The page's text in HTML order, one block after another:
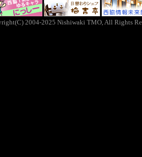
2004-2025 Nishiwaki TMO, All Rights